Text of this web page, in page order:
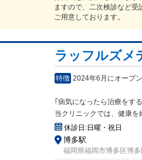
ますので、二次検診など
ご用意しております。
ラッフルズメ
特徴 2024年6月にオープ
｢病気になったら治療をす
当クリニックでは、健康を
休診日:日曜・祝日
博多駅
福岡県福岡市博多区博